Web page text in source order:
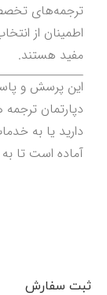
ترجمه‌های
اطمینان از
مفید هستند.
این پرسش و
دپارتمان
دارید یا به
آماده است تا
ثبت سفارش